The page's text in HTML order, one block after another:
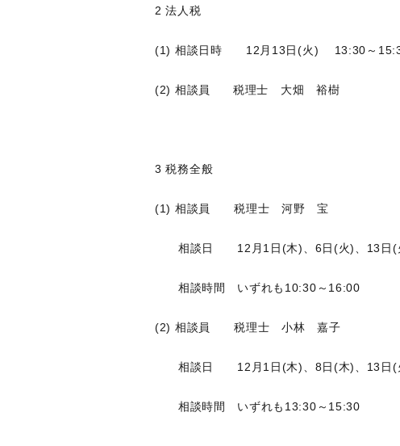
2 法人税
(1) 相談日時 12月13日(火) 13:30～
(2) 相談員 税理士 大畑 裕樹
3 税務全般
(1) 相談員 税理士 河野 宝
相談日 12月1日(木)、6日(火)、13日(
相談時間 いずれも10:30～16:00
(2) 相談員 税理士 小林 嘉子
相談日 12月1日(木)、8日(木)、13日(
相談時間 いずれも13:30～15:30